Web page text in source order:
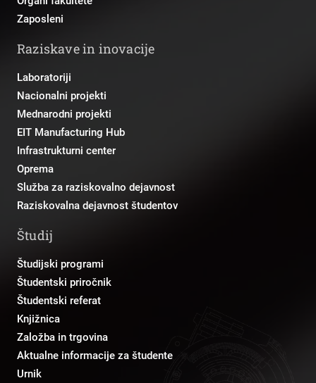
Zaposleni
Raziskave in inovacije
Laboratoriji
Nacionalni projekti
Mednarodni projekti
EIT Manufacturing Hub
Infrastrukturni center
Oprema
Služba za raziskovalno dejavnost
Raziskovalna dejavnost študentov
Študij
Študijski programi
Študentski priročnik
Študentski referat
Knjižnica
Založba in trgovina
Aktualne informacije za študente
Urnik